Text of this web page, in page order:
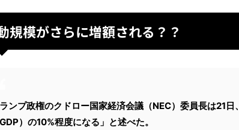
規模がさらに増額される？？
ランプ政権のクドロー国家経済会議（NEC）委員長は21
GDP）の10%程度になる」と述べた。